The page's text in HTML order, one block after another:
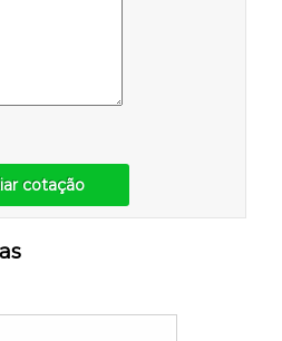
cotação